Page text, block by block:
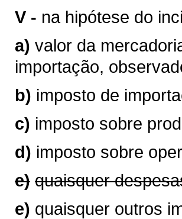
V - na hipótese do
a) valor da
importação,
b) imposto de
c) imposto sobre
d) imposto sobre
e) quaisquer
e) quaisquer outros